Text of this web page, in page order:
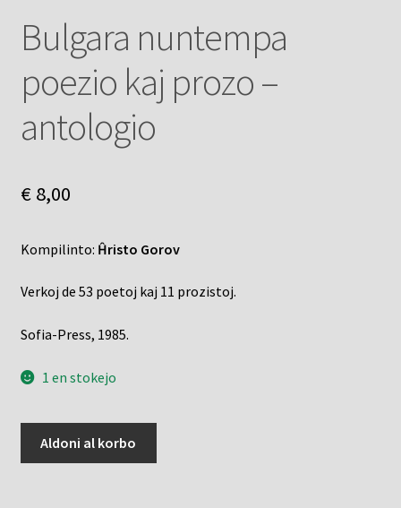
Bulgara nuntempa
poezio kaj prozo –
antologio
€8,00
Kompilinto: Ĥristo Gorov
Verkoj de 53 poetoj kaj 11 prozistoj.
Sofia-Press, 1985.
1 en stokejo
Aldoni al korbo